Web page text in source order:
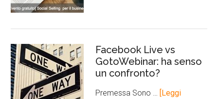
Facebook Live vs
GotoWebinar: ha senso
un confronto?
Premessa Sono …
[Leggi